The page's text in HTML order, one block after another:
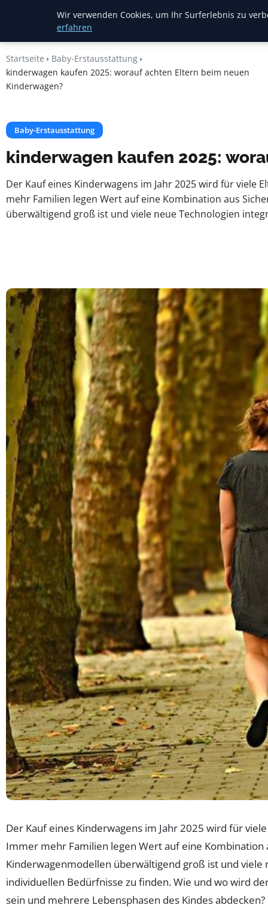
Mariannes
Kinderladen
Startseite
Baby-Erstausstattung
kinderwagen kaufen 2025: worauf achten Eltern beim neuen
Kinderwagen?
Baby-Erstausstattung
kinderwagen kaufen 2025:
Der Kauf eines Kinderwagens im Jahr 2025 wird für
mehr Familien legen Wert auf eine Kombination aus
überwältigend groß ist und viele neue Technologien
Der Kauf eines Kinderwagens im Jahr 2025 wird für
Immer mehr Familien legen Wert auf eine Kombination
Kinderwagenmodellen überwältigend groß ist und
individuellen Bedürfnisse zu finden. Wie und wo wird
sein und mehrere Lebensphasen des Kindes
Wir verwenden Cookies, um Ihr Surferlebnis zu
erfahren